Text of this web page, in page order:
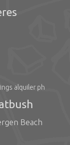
alquiler ph
Beach